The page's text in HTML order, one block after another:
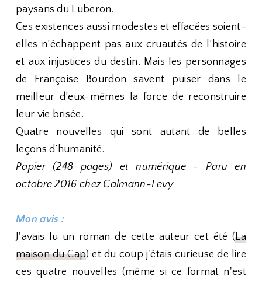
paysans du Luberon.
Ces existences aussi modestes et effacées soient-
elles n’échappent pas aux cruautés de l’histoire
et aux injustices du destin. Mais les personnages
de Françoise Bourdon savent puiser dans le
meilleur d’eux-mêmes la force de reconstruire
leur vie brisée.
Quatre nouvelles qui sont autant de belles
leçons d’humanité.
Papier (248 pages) et numérique - Paru en
octobre 2016 chez Calmann-Levy
Mon avis :
J'avais lu un roman de cette auteur cet été (La
maison du Cap) et du coup j'étais curieuse de lire
ces quatre nouvelles (même si ce format n'est